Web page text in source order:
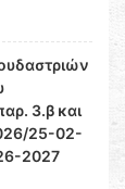
3.β και
25-02-
2027